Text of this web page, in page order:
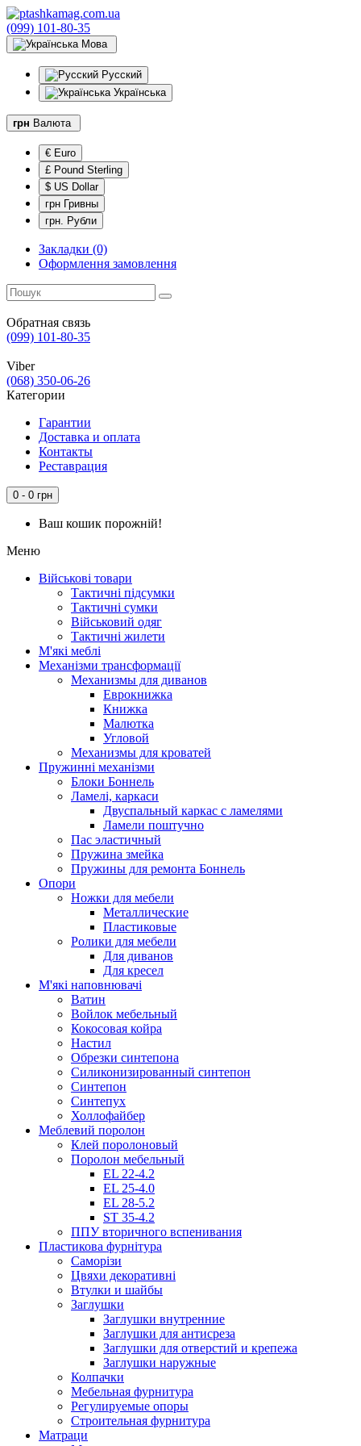
(099) 101-80-35
Мова
Русский
Українська
грн Валюта
€ Euro
£ Pound Sterling
$ US Dollar
грн Гривны
грн. Рубли
Закладки (0)
Оформлення замовлення
Обратная связь
(099) 101-80-35
Viber
(068) 350-06-26
Категории
Гарантии
Доставка и оплата
Контакты
Реставрация
0 - 0 грн
Ваш кошик порожній!
Меню
Військові товари
Тактичні підсумки
Тактичні сумки
Військовий одяг
Тактичні жилети
М'які меблі
Механізми трансформації
Механизмы для диванов
Еврокнижка
Книжка
Малютка
Угловой
Механизмы для кроватей
Пружинні механізми
Блоки Боннель
Ламелі, каркаси
Двуспальный каркас с ламелями
Ламели поштучно
Пас эластичный
Пружина змейка
Пружины для ремонта Боннель
Опори
Ножки для мебели
Металлические
Пластиковые
Ролики для мебели
Для диванов
Для кресел
М'які наповнювачі
Ватин
Войлок мебельный
Кокосовая койра
Настил
Обрезки синтепона
Силиконизированный синтепон
Синтепон
Синтепух
Холлофайбер
Меблевий поролон
Клей поролоновый
Поролон мебельный
EL 22-4.2
EL 25-4.0
EL 28-5.2
ST 35-4.2
ППУ вторичного вспенивания
Пластикова фурнітура
Саморізи
Цвяхи декоративні
Втулки и шайбы
Заглушки
Заглушки внутренние
Заглушки для антисреза
Заглушки для отверстий и крепежа
Заглушки наружные
Колпачки
Мебельная фурнитура
Регулируемые опоры
Строительная фурнитура
Матраци